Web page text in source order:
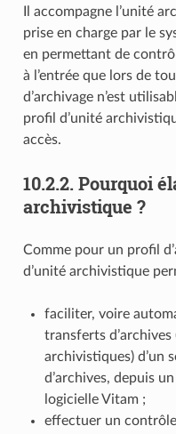
Il accompagne l’unité
prise en charge par le
en permettant de
à l’entrée que lors de
d’archivage n’est
profil d’unité
accès.
10.2.2. Pourquoi
archivistique ?
Comme pour un profil
d’unité archivistique
faciliter, voire
transferts d’archives
archivistiques) d’un
d’archives, depuis
logicielle Vitam ;
effectuer un